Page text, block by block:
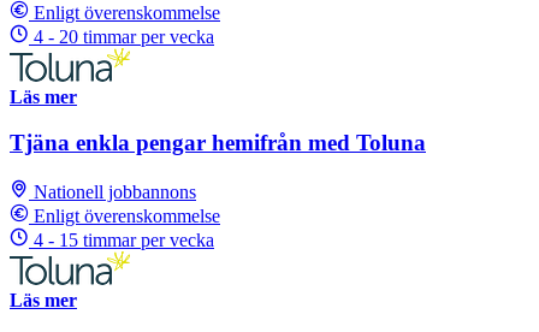
Enligt överenskommelse
4 - 20 timmar per vecka
Läs mer
Tjäna enkla pengar hemifrån med Toluna
Nationell jobbannons
Enligt överenskommelse
4 - 15 timmar per vecka
Läs mer